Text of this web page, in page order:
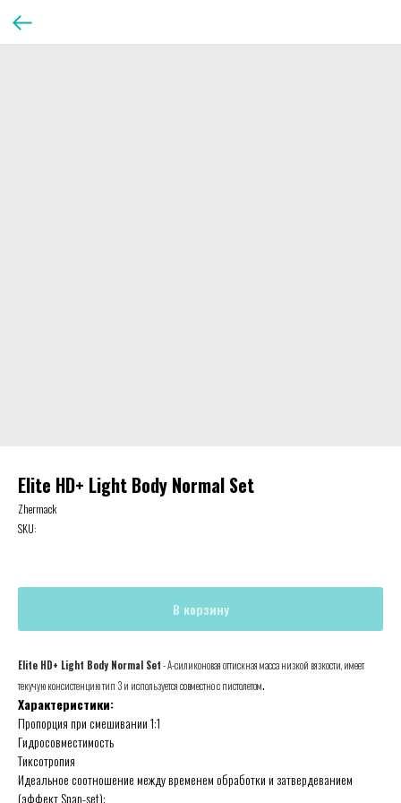
Elite HD+ Light Body Normal Set
Zhermack
SKU:
В корзину
Elite HD+ Light Body Normal Set- А-cиликоновая оттискная масса низкой вязкости, имеет
текучую консистенцию тип 3 и используется совместно с пистолетом.
Характеристики:
Пропорция при смешивании 1:1
Гидросовместимость
Тиксотропия
Идеальное соотношение между временем обработки и затвердеванием
(эффект Snap-set):